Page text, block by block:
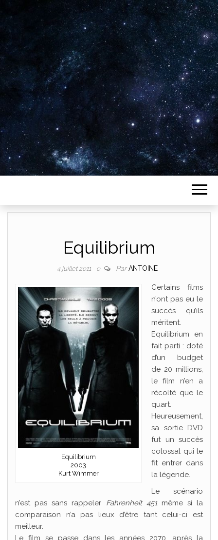
Plus de 2800 critiques de films
Equilibrium
4 juillet 2011 0 ParANTOINE
Equilibrium
2003
Kurt Wimmer
Certains films
n’ont pas eu le
succès qu’ils
méritent.
Equilibrium en
fait parti : doté
d’un budget
de 20 millions,
le film n’en a
récolté que le
quart.
Heureusement,
sa sortie DVD
fut un succès
colossal qui le
fit entrer dans
la légende.
Le scénario
n’est pas sans rappeler Fahrenheit 451même si la
comparaison n’a pas lieux d’être tant celui-ci est
meilleur.
Le film se passe dans les années 2070, après la